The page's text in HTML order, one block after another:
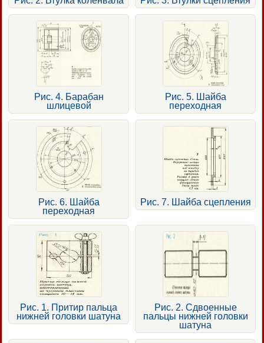
Рис. 4. Барабан
шлицевой
Рис. 5. Шайба
переходная
Рис. 6. Шайба
переходная
Рис. 7. Шайба сцепления
Рис. 1. Притир пальца
нижней головки шатуна
Рис. 2. Сдвоенные
пальцы нижней головки
шатуна